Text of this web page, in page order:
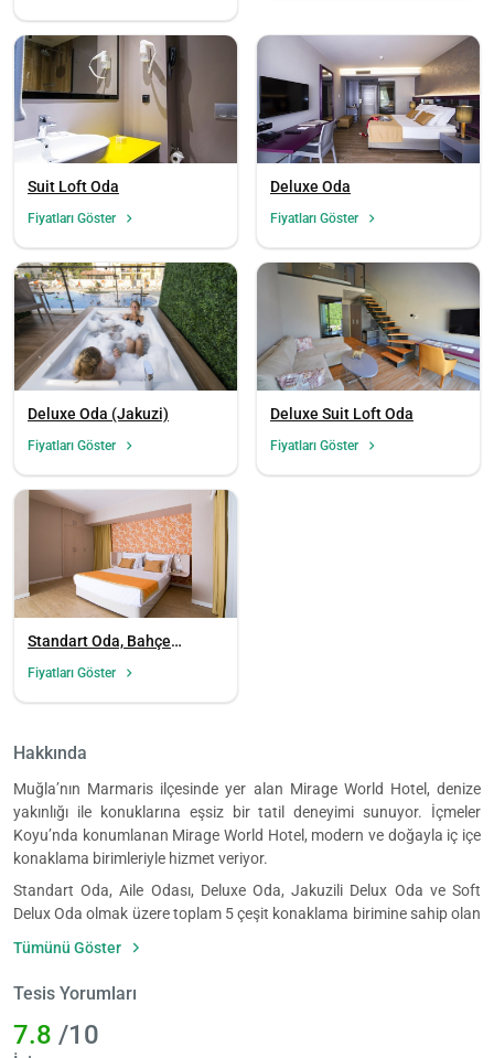
Suit Loft Oda
Fiyatları Göster
Deluxe Oda
Fiyatları Göster
Deluxe Oda (Jakuzi)
Fiyatları Göster
Deluxe Suit Loft Oda
Fiyatları Göster
Standart Oda, Bahçe
Fiyatları Göster
Hakkında
Muğla’nın Marmaris ilçesinde yer alan Mirage World Hotel, denize
yakınlığı ile konuklarına eşsiz bir tatil deneyimi sunuyor. İçmeler
Koyu’nda konumlanan Mirage World Hotel, modern ve doğayla iç içe
konaklama birimleriyle hizmet veriyor.
Standart Oda, Aile Odası, Deluxe Oda, Jakuzili Delux Oda ve Soft
Delux Oda olmak üzere toplam 5 çeşit konaklama birimine sahip olan
masası, telefon, klima, TV, kablosuz internet, uydu yayını ve ücretsiz
Wi-Fi yer alıyor. Odaların tümü özel bir banyoya sahip. Banyolarda
saç kurutma makinesi, telefon ve buklet banyo ürünleri bulunuyor.
Mirage Word Hotel’de her sabah kahvaltı açık büfe olarak servis
Tümünü Göster
Tesis Yorumları
7.8 /10